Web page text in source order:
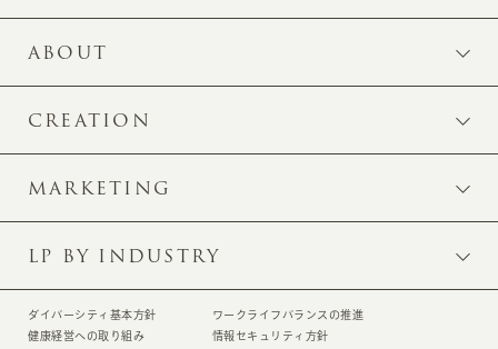
ABOUT
CREATION
MARKETING
LP BY INDUSTRY
ダイバーシティ基本方針
ワークライフバランスの推進
健康経営への取り組み
情報セキュリティ方針